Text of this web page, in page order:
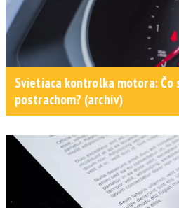
Svietiaca kontrolka motora:
postrachom? (archív)